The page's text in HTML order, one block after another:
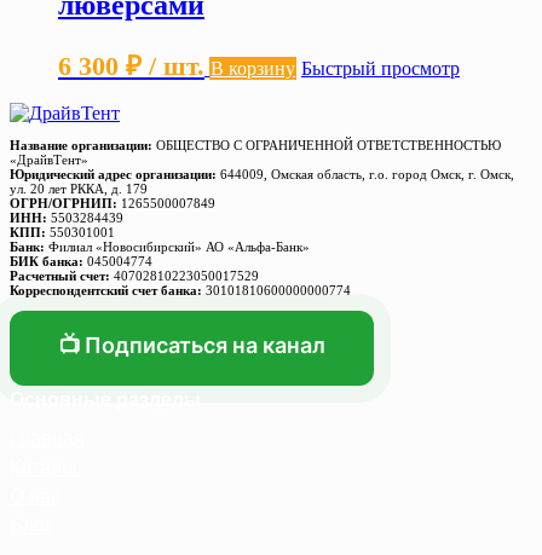
6 300 ₽ / шт. В корзину Быстрый просмотр
Название организации: ОБЩЕСТВО С ОГРАНИЧЕННОЙ ОТВЕТСТВЕННОСТЬЮ
«ДрайвТент»
Юридический адрес организации: 644009, Омская область, г.о. город Омск, г. Омск,
ул. 20 лет РККА, д. 179
ОГРН/ОГРНИП: 1265500007849
ИНН: 5503284439
КПП: 550301001
Банк: Филиал «Новосибирский» АО «Альфа-Банк»
БИК банка: 045004774
Расчетный счет: 40702810223050017529
Корреспондентский счет банка: 30101810600000000774
📺 Подписаться на канал